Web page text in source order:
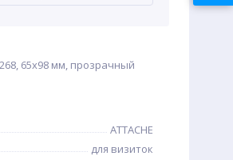
65x98 мм, прозрачный
ATTACHE
для визиток